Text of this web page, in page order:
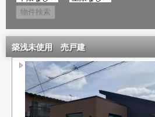
築浅未使用 売戸建